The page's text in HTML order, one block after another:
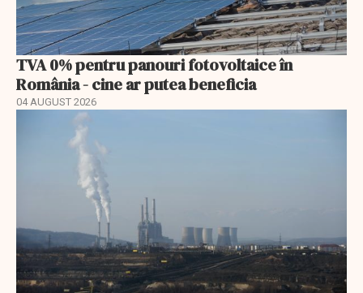
TVA 0% pentru panouri fotovoltaice în
România - cine ar putea beneficia
04 AUGUST 2026